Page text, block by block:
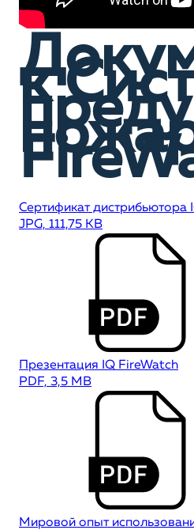
к
Сертификат дистрибьютора
JPG, 111,75 KB
Презентация IQ FireWatch
PDF, 3,5 MB
Мировой опыт